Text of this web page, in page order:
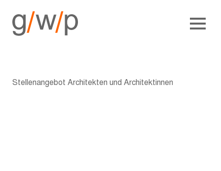
Stellenangebot Architekten und Architektinnen